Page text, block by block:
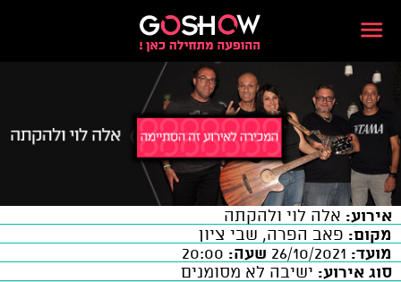
אירוע: אלה לוי ולהקתה
מקום: פאב הפרה, שבי ציון
מועד:
שעה:
סוג אירוע: ישיבה לא מסומנים